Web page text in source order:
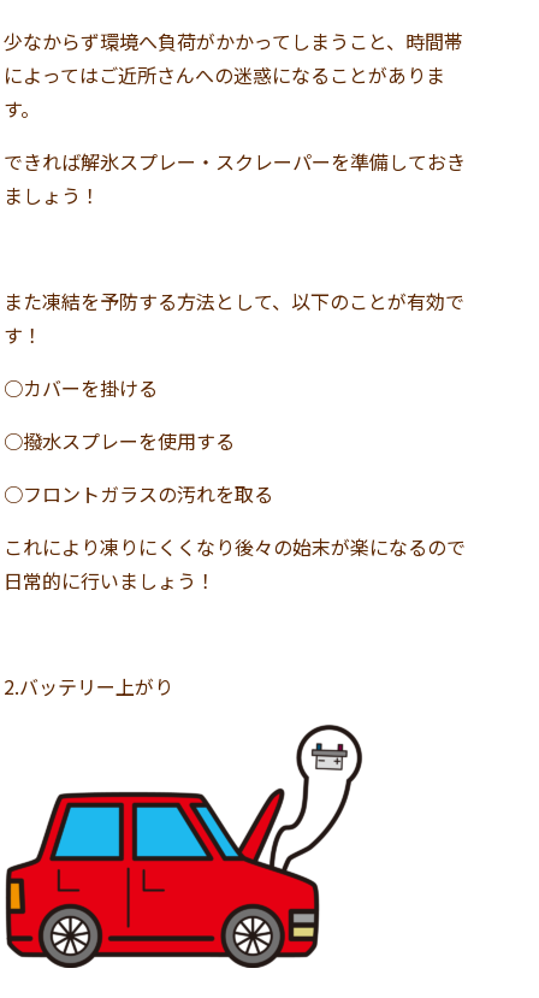
少なからず環境へ負荷がかかってしまうこと、時間帯
によってはご近所さんへの迷惑になることがありま
す。
できれば解氷スプレー・スクレーパーを準備しておき
ましょう！
また凍結を予防する方法として、以下のことが有効で
す！
○カバーを掛ける
○撥水スプレーを使用する
○フロントガラスの汚れを取る
これにより凍りにくくなり後々の始末が楽になるので
日常的に行いましょう！
2.バッテリー上がり